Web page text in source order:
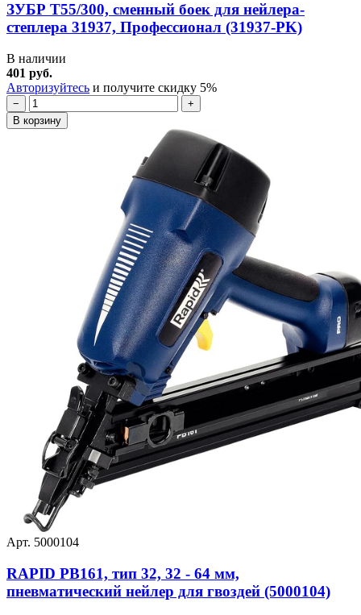
ЗУБР Т55/300, сменный боек для нейлера-
степлера 31937, Профессионал (31937-PK)
В наличии
401 руб.
Авторизуйтесь и получите скидку 5%
−
+
В корзину
Арт. 5000104
RAPID PB161, тип 32, 32 - 64 мм,
пневматический нейлер для гвоздей (5000104)